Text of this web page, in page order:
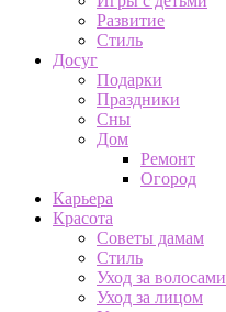
Развитие
Стиль
Досуг
Подарки
Праздники
Сны
Дом
Ремонт
Огород
Карьера
Красота
Советы дамам
Стиль
Уход за волосами
Уход за лицом